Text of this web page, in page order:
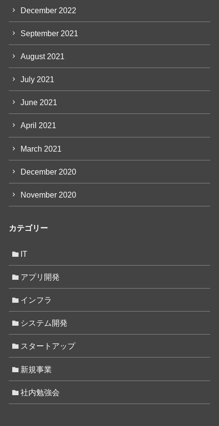
December 2022
September 2021
August 2021
July 2021
June 2021
April 2021
March 2021
December 2020
November 2020
カテゴリー
IT
アプリ開発
インフラ
システム開発
スタートアップ
新規事業
社内勉強会